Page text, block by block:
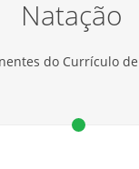
Natação
do Currículo